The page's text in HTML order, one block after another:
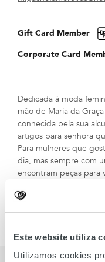
Este website utiliza
Utilizamos cookies
Gift Card Member
Corporate Card
Dedicada à moda
mão de Maria da
conhecida pela sua
artigos para senhora
Para mulheres que
dia, mas sempre com
encontram peças para
um conceito
YERSE, Mama B, Pou